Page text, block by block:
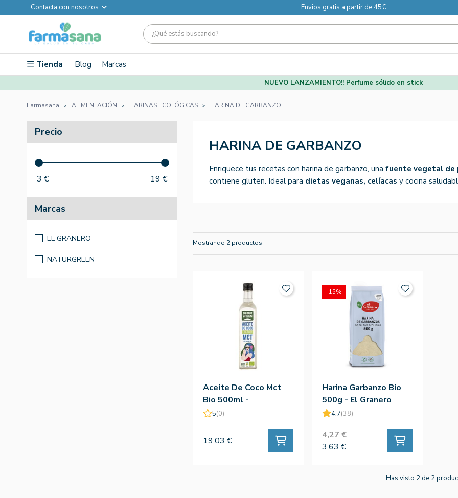
Contacta con nosotros Envios gratis a partir de 45€
Tienda Blog Marcas
NUEVO LANZAMIENTO!! Perfume sólido en stick
Farmasana ALIMENTACIÓN HARINAS ECOLÓGICAS HARINA DE GARBANZO
Precio
3 € 19 €
Marcas
EL GRANERO
NATURGREEN
HARINA DE GARBANZO
Enriquece tus recetas con harina de garbanzo, una fuente vegetal de
contiene gluten. Ideal para dietas veganas, celíacas y cocina
Mostrando 2 productos
Aceite De Coco Mct
Bio 500ml -
Naturgreen
5(0)
19,03 €
Harina Garbanzo Bio
500g - El Granero
4.7(38)
4,27 €
3,63 €
-15%
Has visto 2 de 2